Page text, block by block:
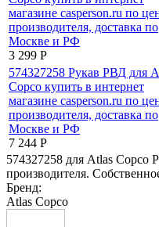
3 299 Р
7 244 Р
574327258 для Atlas Copco
производителя.
Бренд:
Atlas Copco